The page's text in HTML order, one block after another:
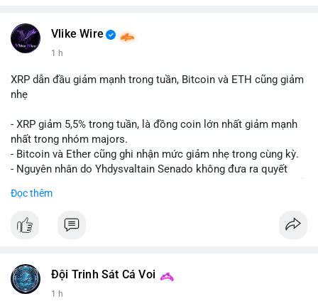
Vlike Wire
1 h
XRP dẫn đầu giảm mạnh trong tuần, Bitcoin và ETH cũng giảm
nhẹ
- XRP giảm 5,5% trong tuần, là đồng coin lớn nhất giảm mạnh
nhất trong nhóm majors.
- Bitcoin và Ether cũng ghi nhận mức giảm nhẹ trong cùng kỳ.
- Nguyên nhân do Yhdysvaltain Senado không đưa ra quyết
hè, đẩy việc thảo luận sang tháng 9.
XRP và Ripple, ảnh hưởng đến tâm lý nhà đầu tư.
#ripple
Đọc thêm
Đội Trinh Sát Cá Voi
1 h